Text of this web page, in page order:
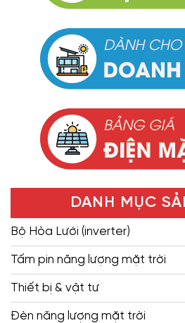
DANH MỤC
Bộ Hòa Lưới (inverter)
Tấm pin năng lượng mặt trời
Thiết bị & vật tư
Đèn năng lượng mặt trời